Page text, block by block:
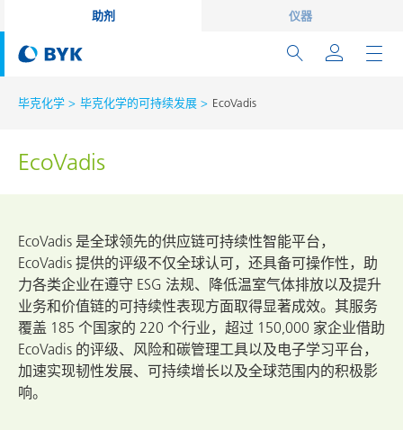
助剂 仪器
毕克化学 毕克化学的可持续发展 EcoVadis
EcoVadis
EcoVadis 是全球领先的供应链可持续性智能平台，
EcoVadis 提供的评级不仅全球认可，还具备可操作性，助
力各类企业在遵守 ESG 法规、降低温室气体排放以及提升
业务和价值链的可持续性表现方面取得显著成效。其服务
覆盖 185 个国家的 220 个行业，超过 150,000 家企业借助
EcoVadis 的评级、风险和碳管理工具以及电子学习平台，
加速实现韧性发展、可持续增长以及全球范围内的积极影
响。